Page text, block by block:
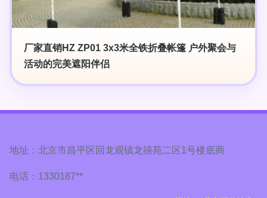
厂家直销HZ ZP01 3x3米全铁折叠帐篷 户外聚会与
活动的完美遮阳伴侣
地址：北京市昌平区回龙观镇龙禧苑二区1号楼底商
电话：1330187**